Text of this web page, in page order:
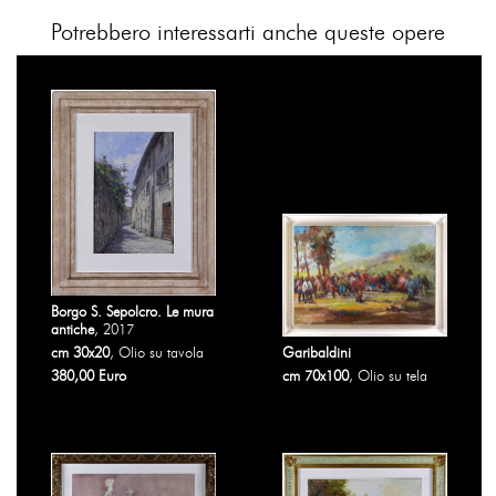
Potrebbero interessarti anche queste opere
Borgo S. Sepolcro. Le mura
antiche, 2017
cm 30x20, Olio su tavola
380,00 Euro
Garibaldini
cm 70x100, Olio su tela